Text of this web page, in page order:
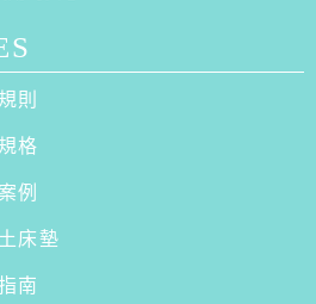
則
格
例
床墊
南